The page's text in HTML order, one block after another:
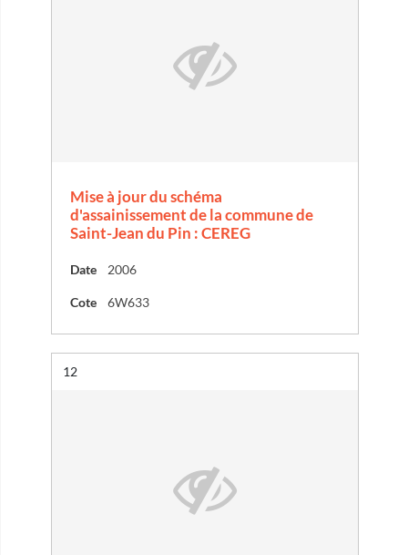
Mise à jour du schéma
d'assainissement de la commune de
Saint-Jean du Pin : CEREG
Date 2006
Cote 6W633
Résultat n°
12